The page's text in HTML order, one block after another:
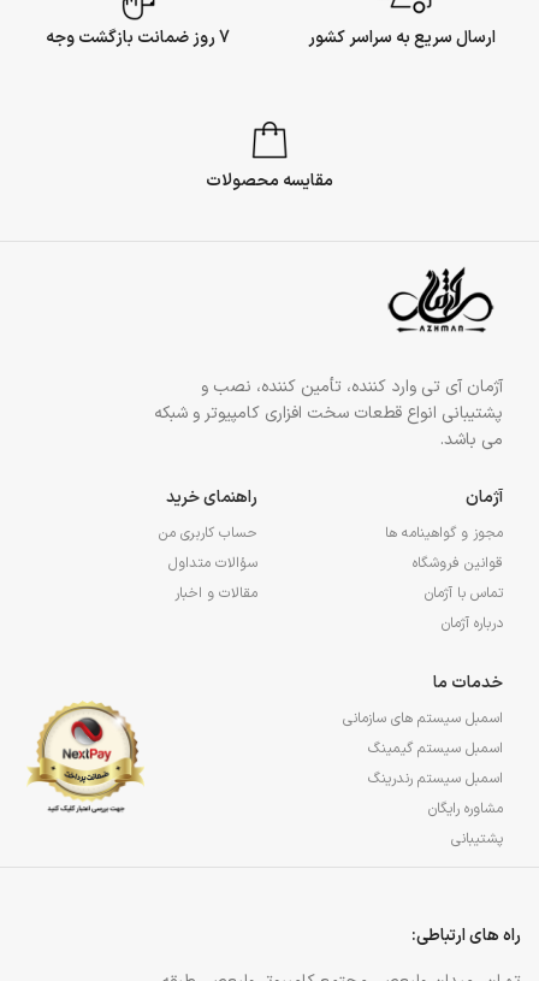
ارسال سریع به سراسر کشور 7 روز ضمانت بازگشت وجه
مقایسه محصولات
آژمان آی تی وارد کننده، تأمین کننده، نصب و
پشتیبانی انواع قطعات سخت افزاری کامپیوتر و شبکه
می باشد.
آژمان
مجوز و گواهینامه ها
قوانین فروشگاه
تماس با آژمان
درباره آژمان
راهنمای خرید
حساب کاربری من
سؤالات متداول
مقالات و اخبار
خدمات ما
اسمبل سیستم های سازمانی
اسمبل سیستم گیمینگ
اسمبل سیستم رندرینگ
مشاوره رایگان
پشتیبانی
راه های ارتباطی: